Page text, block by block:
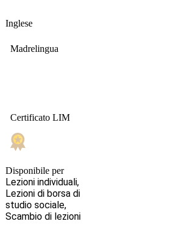
Inglese
Madrelingua
Certificato LIM
Disponibile per
Lezioni individuali,
Lezioni di borsa di
studio sociale,
Scambio di lezioni